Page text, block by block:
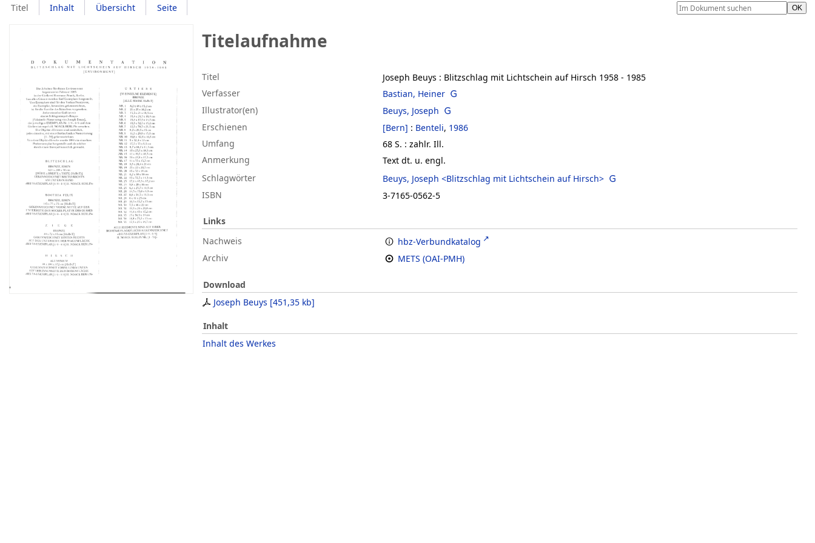
Titel Inhalt Übersicht Seite
Titelaufnahme
Titel Joseph Beuys : Blitzschlag mit Lichtschein auf Hirsch 1958 - 1985
Verfasser
Bastian, Heiner
Illustrator(en)
Beuys, Joseph
Erschienen
[Bern] : Benteli, 1986
Umfang
68 S. : zahlr. Ill.
Anmerkung
Text dt. u. engl.
Schlagwörter
Beuys, Joseph <Blitzschlag mit Lichtschein auf Hirsch>
ISBN
3-7165-0562-5
Links
Nachweis
hbz-Verbundkatalog
Archiv
METS (OAI-PMH)
Download
Joseph Beuys [451,35 kb]
Inhalt
Inhalt des Werkes